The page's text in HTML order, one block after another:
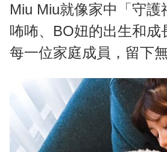
Miu Miu就像家中「守護
咘咘、BO妞的出生和成
每一位家庭成員，留下